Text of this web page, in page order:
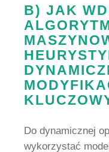
B) JAK
Do dynamicznej
wykorzystać